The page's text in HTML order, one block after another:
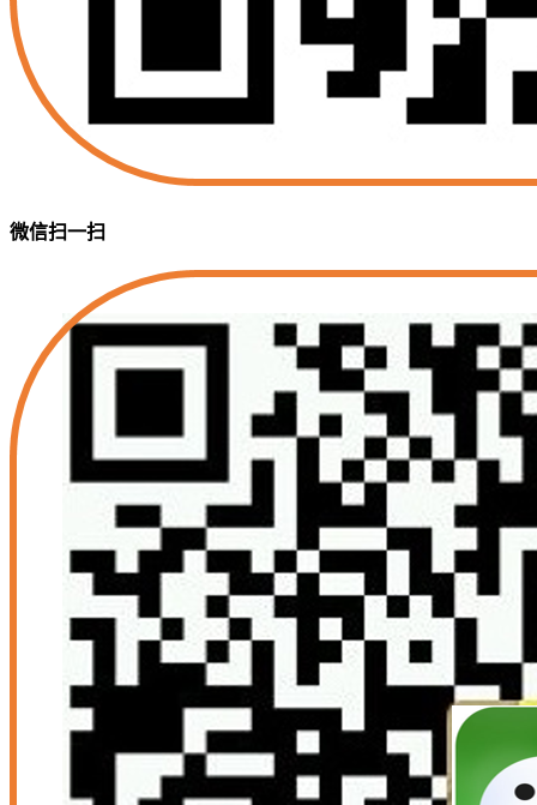
微信扫一扫